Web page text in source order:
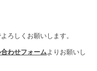
ろしくお願いします。
わせフォームよりお願いし